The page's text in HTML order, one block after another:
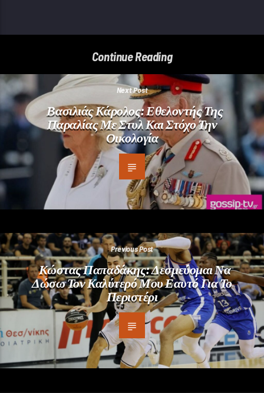
Continue Reading
Next Post
Βασιλιάς Κάρολος: Εθελοντής Της
Παραλίας Με Στυλ Και Στόχο Την
Οικολογία
Previous Post
Κώστας Παπαδάκης: Δεσμεύομαι Να
Δώσω Τον Καλύτερό Μου Εαυτό Για Το
Περιστέρι